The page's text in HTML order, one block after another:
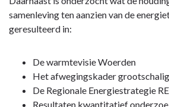
Opgave:
Energietransitie
samenleving ten aanzien van de
geresulteerd in:
De warmtevisie Woerden
Het afwegingskader
De Regionale Energiestrategie
Resultaten kwantitatief